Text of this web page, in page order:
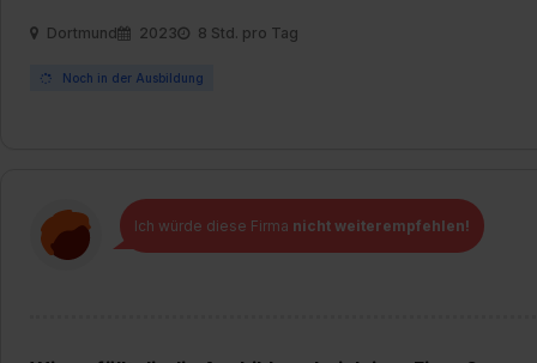
Dortmund 2023 8 Std. pro Tag
Noch in der Ausbildung
Ich würde diese Firma nicht weiterempfehlen!